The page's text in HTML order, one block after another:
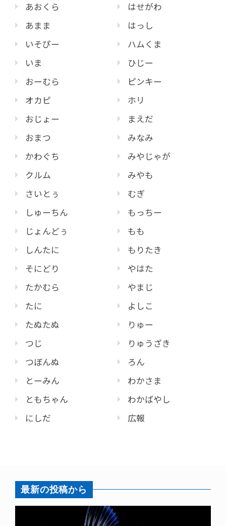
あおくら
あまま
いそぴー
いま
おーむら
オカピ
おじょー
おまつ
かわぐち
クルム
さいとぅ
しゅーちん
じょんどぅ
しんたに
そにどり
たかむら
たに
たぬたぬ
つじ
つぼんぬ
とーみん
ともちゃん
にしだ
はせがわ
はっし
ハムくま
ひじー
ピンキー
ホリ
まえだ
みなみ
みやじゃが
みやも
むぎ
もっちー
もも
もりたき
やはた
やまじ
よしこ
りゅー
りゅうざき
ろん
わかさま
わかばやし
広報
最新の投稿から